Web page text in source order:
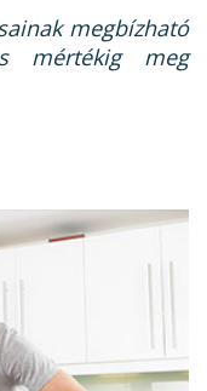
megbízható
mértékig meg